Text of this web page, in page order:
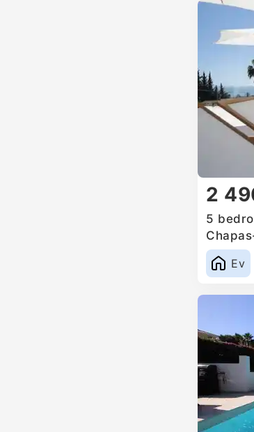
2
5
Ev